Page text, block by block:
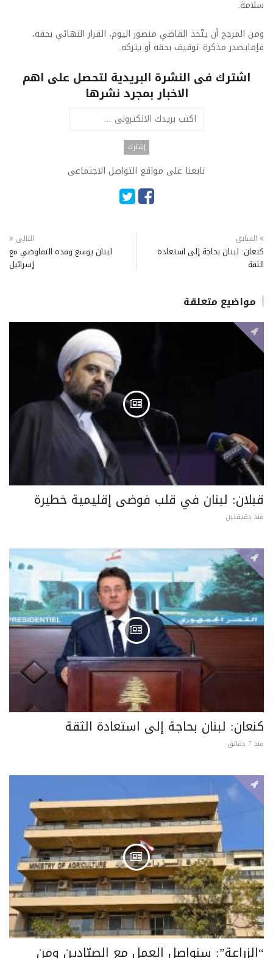
سلامة.
ومن المرجح أن يتّخذ القاضي منصور اليوم، القرار النهائي بحقه،
فإمايصدر مذكرة توقيف بحقه أو يتركه.
اشترك فى النشرة البريدية لتحصل على اهم
الاخبار بمجرد نشرها
تابعنا على مواقع التواصل الاجتماعى
السابق
كنعان: لبنان بحاجة إلى استعادة
الثقة
التالى
لبنان يوسع وفده التفاوضي مع
إسرائيل
مواضيع متعلقة
قبلان: لبنان في قلب فوضى إقليمية خطيرة
منذ دقيقتين
كنعان: لبنان بحاجة إلى استعادة الثقة
منذ 7 دقائق
“الزراعة”: سنواصل العمل مع الصيّادين ومن